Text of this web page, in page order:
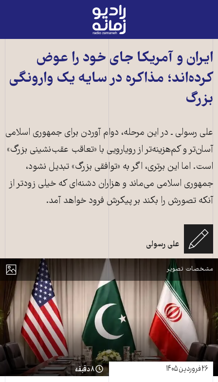
رادیو
زمانه
صفحه
اصلی
ایران و آمریکا جای خود را عوض
کرده‌اند؛ مذاکره در سایه یک وارونگی
بزرگ
علی رسولی ـ در این مرحله، دوام آوردن برای جمهوری اسلامی
آسان‌تر و کم‌هزینه‌تر از رویارویی با «تعاقب عقب‌نشینی بزرگ»
است. اما این برتری، اگر به «توافقی بزرگ» تبدیل نشود،
جمهوری اسلامی می‌ماند و هزاران دشنه‌ای که خیلی زودتر از
آنکه تصورش را بکند بر پیکرش فرود خواهد آمد.
علی رسولی
نمایش
مشخصات تصویر
مذاکرات سه‌جانبه در اسلام‌آباد
۲۶ فروردین ۱۴۰۵ ۸ دقیقه